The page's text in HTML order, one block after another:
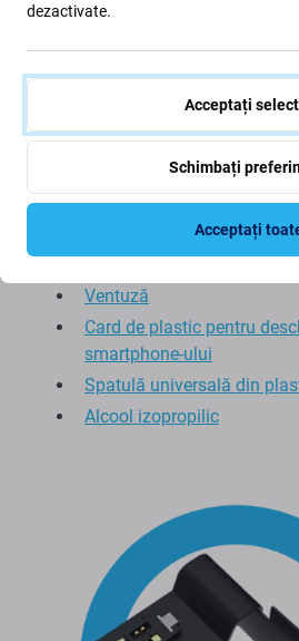
Utilizare recomandată:
Mănuși ESD
Trusă de scule
Șurubelniță Pentalobe
Ochelari de protecție
Ventuză
Card de plastic pentru
smartphone-ului
Spatulă universală din
Alcool izopropilic
dezactivate.
Acceptați
Schimbați
Acceptați